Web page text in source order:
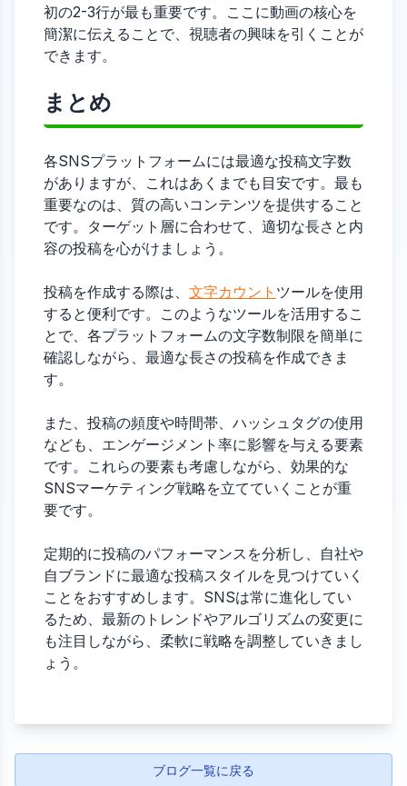
初の2-3行が最も重要です。ここに動画の核心を
簡潔に伝えることで、視聴者の興味を引くことが
できます。
まとめ
各SNSプラットフォームには最適な投稿文字数
がありますが、これはあくまでも目安です。最も
重要なのは、質の高いコンテンツを提供すること
です。ターゲット層に合わせて、適切な長さと内
容の投稿を心がけましょう。
投稿を作成する際は、 文字カウント ツールを使用
すると便利です。このようなツールを活用するこ
とで、各プラットフォームの文字数制限を簡単に
確認しながら、最適な長さの投稿を作成できま
す。
また、投稿の頻度や時間帯、ハッシュタグの使用
なども、エンゲージメント率に影響を与える要素
です。これらの要素も考慮しながら、効果的な
SNSマーケティング戦略を立てていくことが重
要です。
定期的に投稿のパフォーマンスを分析し、自社や
自ブランドに最適な投稿スタイルを見つけていく
ことをおすすめします。SNSは常に進化してい
るため、最新のトレンドやアルゴリズムの変更に
も注目しながら、柔軟に戦略を調整していきまし
ょう。
ブログ一覧に戻る